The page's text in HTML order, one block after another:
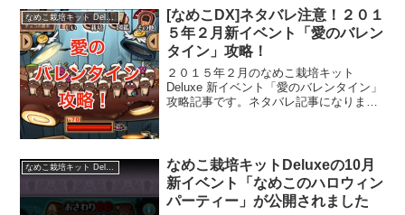
なめこ栽培キット Deluxe
[なめこDX]ネタバレ注意！２０１
５年２月新イベント「愛のバレン
タイン」攻略！
２０１５年２月のなめこ栽培キット
Deluxe 新イベント「愛のバレンタイン」
攻略記事です。ネタバレ記事になります
なめこ栽培キットDeluxeの10月
新イベント「なめこのハロウィン
パーティー」が公開されました